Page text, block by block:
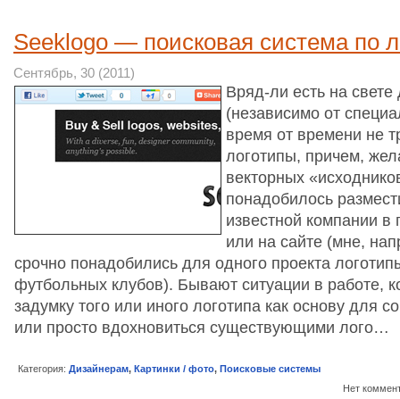
Seeklogo — поисковая система по
Сентябрь, 30 (2011)
Вряд-ли есть на
(независимо от
время от времени не
логотипы, причем,
векторных
понадобилось
известной компании в
или на сайте (мне,
срочно понадобились для одного проекта
футбольных клубов). Бывают ситуации в работе,
задумку того или иного логотипа как основу для
или просто вдохновиться существующими лого…
Категория: Дизайнерам, Картинки / фото, Поисковые системы
Нет